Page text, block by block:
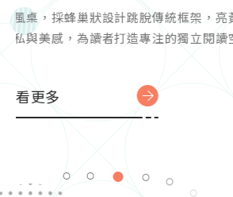
業者的OA家具以 經典黑白配 來打造
OTTO工作站"訂製「16人對坐職員桌
看更多